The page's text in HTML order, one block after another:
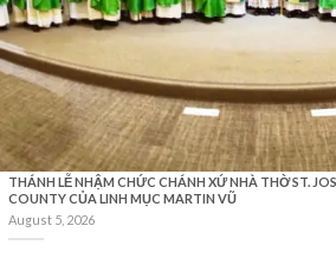
THÁNH LỄ NHẬM CHỨC CHÁNH XỨ NHÀ THỜ ST.
COUNTY CỦA LINH MỤC MARTIN VŨ
August 5, 2026